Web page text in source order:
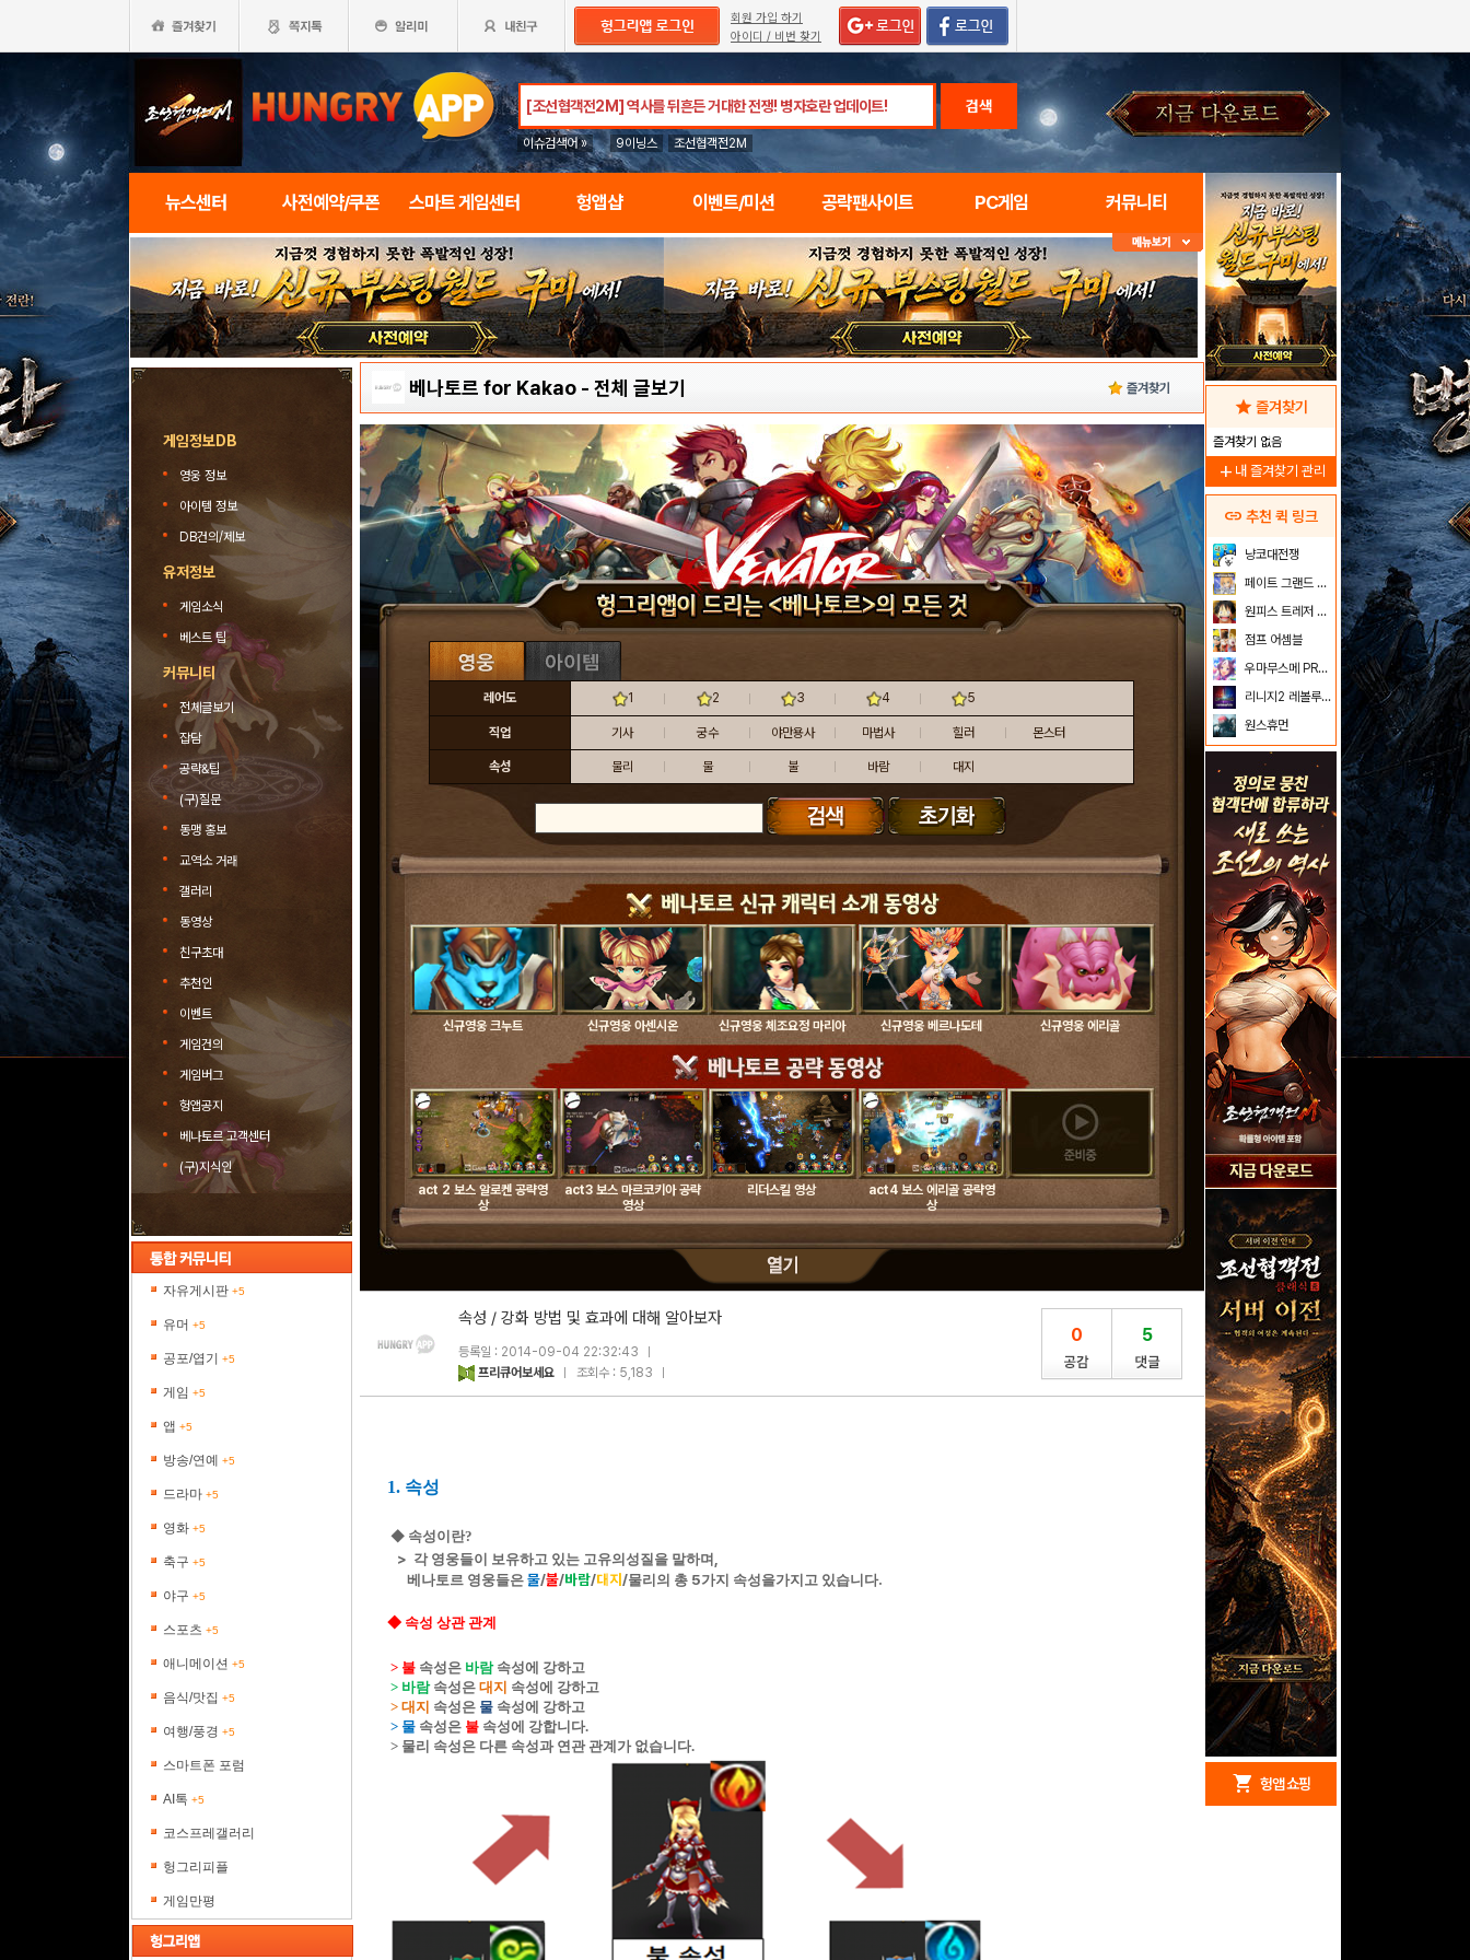
회원 가입 하기
아이디 / 비번 찾기
검색
이슈검색어 » 9이닝스 조선협객전2M
뉴스센터 사전예약/쿠폰 스마트 게임센터 헝앱샵 이벤트/미션 공략팬사이트 PC게임 커뮤니티
게임정보DB
영웅 정보
아이템 정보
DB건의/제보
유저정보
게임소식
베스트 팁
커뮤니티
전체글보기
잡담
공략&팁
(구)질문
동맹 홍보
교역소 거래
갤러리
동영상
친구초대
추천인
이벤트
게임건의
게임버그
헝앱공지
베나토르 고객센터
(구)지식인
자유게시판 +5
유머 +5
공포/엽기 +5
게임 +5
앱 +5
방송/연예 +5
드라마 +5
영화 +5
축구 +5
야구 +5
스포츠 +5
애니메이션 +5
음식/맛집 +5
여행/풍경 +5
스마트폰 포럼
AI톡 +5
코스프레갤러리
헝그리피플
게임만평
베나토르 for Kakao - 전체 글보기 즐겨찾기
레어도 1 2 3 4 5
직업 기사 궁수 야만용사 마법사 힐러 몬스터
속성 물리 물 불 바람 대지
신규영웅 크누트 신규영웅 아센시온 신규영웅 체조요정 마리아 신규영웅 베르나도테 신규영웅 에리골
act 2 보스 알로켄 공략영
상
act3 보스 마르코키아 공략
영상
리더스킬 영상
act4 보스 에리골 공략영
상
속성 / 강화 방법 및 효과에 대해 알아보자
0 5
등록일 : 2014-09-04 22:32:43
프리큐어보세요
조회수 : 5,183
1. 속성
◆ 속성이란?
> 각 영웅들이 보유하고 있는 고유의성질을 말하며
베나토르 영웅들은물/불/바람/대지/물리의 총 5가지 속성을가지고 있습니다.
◆ 속성 상관 관계
> 불 속성은 바람속성에 강하고
> 바람속성은 대지 속성에 강하고
> 대지 속성은 물 속성에 강하고
> 물 속성은 불 속성에 강합니다.
> 물리 속성은 다른 속성과 연관 관계가 없습니다.
star 즐겨찾기
즐겨찾기 없음
add 내 즐겨찾기 관리
link 추천 퀵 링크
냥코대전쟁
페이트 그랜드 오더
원피스 트레저 크루즈
점프 어셈블
우마무스메 PRETTY DERBY
리니지2 레볼루션
원스휴먼
shopping_cart 헝앱 쇼핑